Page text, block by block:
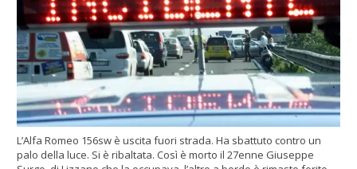
L’Alfa Romeo 156sw è uscita fuori strada. Ha sbattuto contro un
palo della luce. Si è ribaltata. Così è morto il 27enne Giuseppe